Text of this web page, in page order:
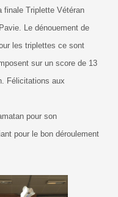
finale Triplette Vétéran
Le dénouement de
les triplettes ce sont
sur un score de 13
Félicitations aux
pour son
pour le bon déroulement